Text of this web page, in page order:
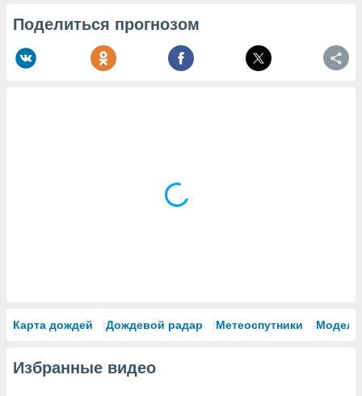
Поделиться прогнозом
Карта дождей Дождевой радар Метеоспутники Модели
Избранные видео